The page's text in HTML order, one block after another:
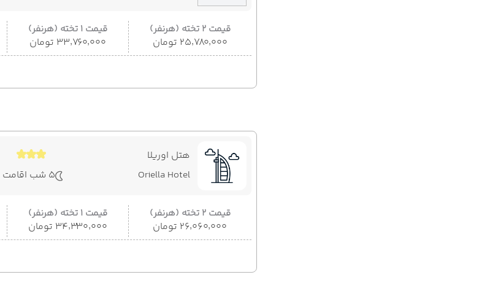
قیمت 2 تخته (هرنفر)
۲۵٬۷۸۰٬۰۰۰ تومان
قیمت 1 تخته (هرنفر)
۳۳٬۷۶۰٬۰۰۰ تومان
هتل اوریلا
Oriella Hotel
5 شب اقامت
قیمت 2 تخته (هرنفر)
۲۶٬۰۶۰٬۰۰۰ تومان
قیمت 1 تخته (هرنفر)
۳۴٬۳۳۰٬۰۰۰ تومان